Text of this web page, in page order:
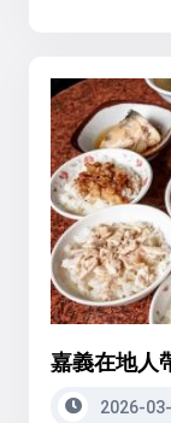
嘉義在地人
2026-